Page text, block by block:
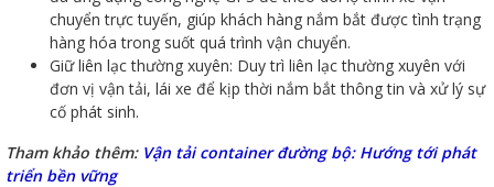
chuyển trực tuyến, giúp khách hàng nắm bắt được tình trạng
hàng hóa trong suốt quá trình vận chuyển.
Giữ liên lạc thường xuyên: Duy trì liên lạc thường xuyên với
đơn vị vận tải, lái xe để kịp thời nắm bắt thông tin và xử lý sự
cố phát sinh.
Tham khảo thêm: Vận tải container đường bộ: Hướng tới phát
triển bền vững